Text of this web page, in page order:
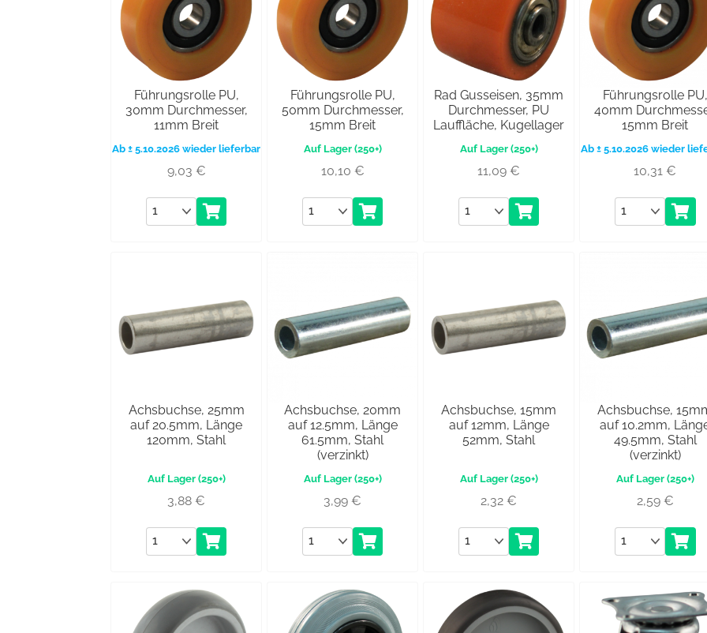
Führungsrolle PU,
30mm Durchmesser,
11mm Breit
Ab ± 5.10.2026 wieder lieferbar
9,03 €
Anzahl
Führungsrolle PU,
50mm Durchmesser,
15mm Breit
(250+)
10,10 €
Anzahl
Rad Gusseisen, 35mm
Durchmesser, PU
Lauffläche, Kugellager
(250+)
11,09€
Anzahl
Führungsrolle PU,
40mm
15mm Breit
Ab ± 5.10.2026 wieder
10,31€
Anzahl
Achsbuchse, 25mm
auf 20.5mm, Länge
120mm, Stahl
(250+)
3,88€
Anzahl
Achsbuchse, 20mm
auf 12.5mm, Länge
61.5mm, Stahl
(verzinkt)
(250+)
3,99€
Anzahl
Achsbuchse, 15mm
auf 12mm, Länge
52mm, Stahl
(250+)
2,32€
Anzahl
Achsbuchse,
auf 10.2mm,
49.5mm, Stahl
(verzinkt)
(250+)
2,59 €
Anzahl